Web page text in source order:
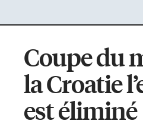
Coupe du
la Croatie
est éliminé